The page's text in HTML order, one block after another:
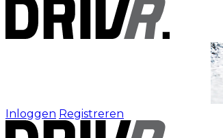
Inloggen Registreren